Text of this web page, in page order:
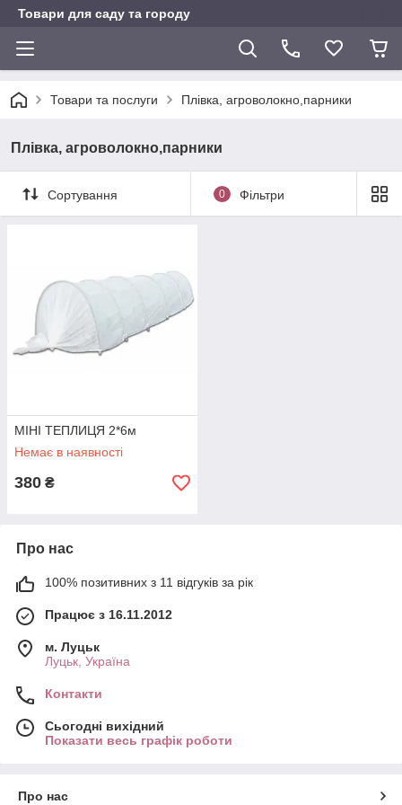
Товари для саду та городу
Товари та послуги Плівка, агроволокно,парники
Плівка, агроволокно,парники
Сортування 0 Фільтри
МІНІ ТЕПЛИЦЯ 2*6м
Немає в наявності
380 ₴
Про нас
100% позитивних з 11 відгуків за рік
Працює з 16.11.2012
м. Луцьк
Луцьк, Україна
Контакти
Сьогодні вихідний
Показати весь графік роботи
Про нас